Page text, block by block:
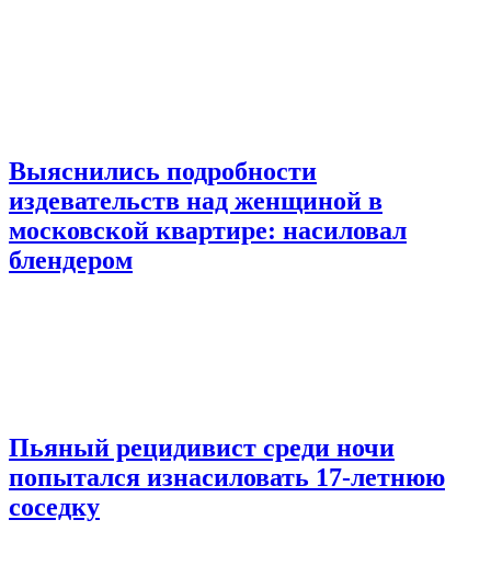
Выяснились подробности
издевательств над женщиной в
московской квартире: насиловал
блендером
Пьяный рецидивист среди ночи
попытался изнасиловать 17-летнюю
соседку